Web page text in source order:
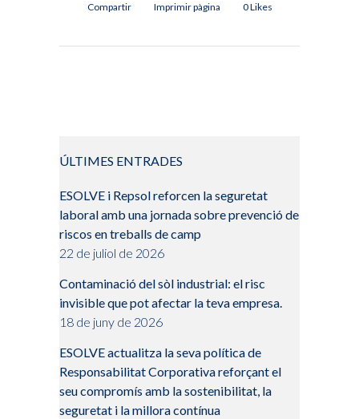
Compartir Imprimir pàgina 0Likes
ÚLTIMES ENTRADES
ESOLVE i Repsol reforcen la seguretat
laboral amb una jornada sobre prevenció de
riscos en treballs de camp
22 de juliol de 2026
Contaminació del sòl industrial: el risc
invisible que pot afectar la teva empresa.
18 de juny de 2026
ESOLVE actualitza la seva política de
Responsabilitat Corporativa reforçant el
seu compromís amb la sostenibilitat, la
seguretat i la millora contínua